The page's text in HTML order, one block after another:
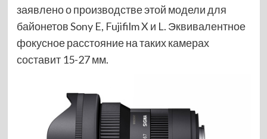
заявлено о производстве этой модели для
байонетов Sony E, Fujifilm X и L. Эквивалентное
фокусное расстояние на таких камерах
составит 15-27 мм.